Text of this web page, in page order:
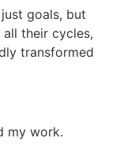
goals, but
their cycles,
transformed
my work.